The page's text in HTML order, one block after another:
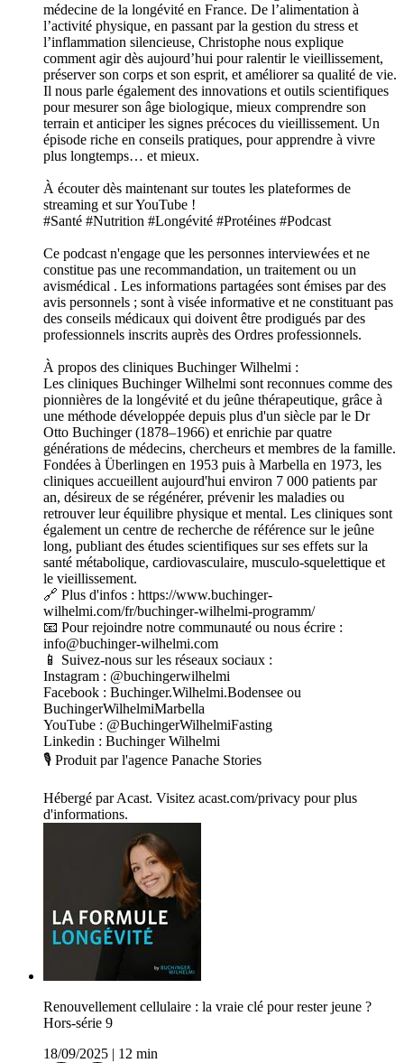
médecine de la longévité en France. De l’alimentation à
l’activité physique, en passant par la gestion du stress et
l’inflammation silencieuse, Christophe nous explique
comment agir dès aujourd’hui pour ralentir le vieillissement,
préserver son corps et son esprit, et améliorer sa qualité de vie.
Il nous parle également des innovations et outils scientifiques
pour mesurer son âge biologique, mieux comprendre son
terrain et anticiper les signes précoces du vieillissement. Un
épisode riche en conseils pratiques, pour apprendre à vivre
plus longtemps… et mieux.
À écouter dès maintenant sur toutes les plateformes de
streaming et sur YouTube !
#Santé #Nutrition #Longévité #Protéines #Podcast
Ce podcast n'engage que les personnes interviewées et ne
constitue pas une recommandation, un traitement ou un
avismédical . Les informations partagées sont émises par des
avis personnels ; sont à visée informative et ne constituant pas
des conseils médicaux qui doivent être prodigués par des
professionnels inscrits auprès des Ordres professionnels.
À propos des cliniques Buchinger Wilhelmi :
Les cliniques Buchinger Wilhelmi sont reconnues comme des
pionnières de la longévité et du jeûne thérapeutique, grâce à
une méthode développée depuis plus d'un siècle par le Dr
Otto Buchinger (1878–1966) et enrichie par quatre
générations de médecins, chercheurs et membres de la famille.
Fondées à Überlingen en 1953 puis à Marbella en 1973, les
cliniques accueillent aujourd'hui environ 7 000 patients par
an, désireux de se régénérer, prévenir les maladies ou
retrouver leur équilibre physique et mental. Les cliniques sont
également un centre de recherche de référence sur le jeûne
long, publiant des études scientifiques sur ses effets sur la
santé métabolique, cardiovasculaire, musculo-squelettique et
le vieillissement.
🔗 Plus d'infos : https://www.buchinger-
wilhelmi.com/fr/buchinger-wilhelmi-programm/
📧 Pour rejoindre notre communauté ou nous écrire :
info@buchinger-wilhelmi.com
📱 Suivez-nous sur les réseaux sociaux :
Instagram : @buchingerwilhelmi
Facebook : Buchinger.Wilhelmi.Bodensee ou
BuchingerWilhelmiMarbella
YouTube : @BuchingerWilhelmiFasting
Linkedin : Buchinger Wilhelmi
🎙️ Produit par l'agence Panache Stories
Hébergé par Acast. Visitez acast.com/privacy pour plus
d'informations.
Renouvellement cellulaire : la vraie clé pour rester jeune ?
Hors-série 9
18/09/2025
12 min